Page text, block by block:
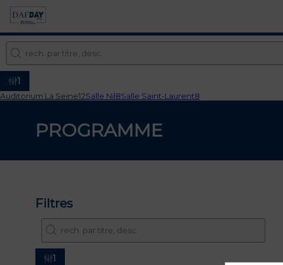
1
Auditorium La Seine12Salle Nil8Salle Saint-Laurent8
PROGRAMME
Filtres
1